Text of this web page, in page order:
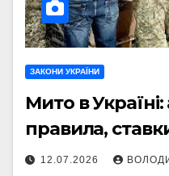
ЗАКОНИ УКРАЇНИ
Мито в Україні:
правила,
12.07.2026